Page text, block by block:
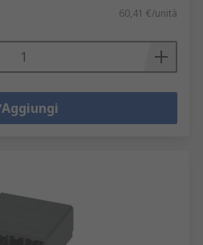
60,41 €/unità
Aggiungi